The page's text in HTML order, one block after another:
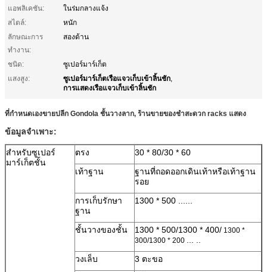
แอพลิเคชัน:
ในร่มกลางแจ้ง
สไตล์:
หนัก
ลักษณะการ
ทำงาน:
สองด้าน
ชนิด:
ซูเปอร์มาร์เก็ต
แสงสูง:
ซูเปอร์มาร์เก็ตเรือแจวเก็บเข้าลิ้นชัก,
การแสดงเรือแจวเก็บเข้าลิ้นชัก
ที่กำหนดเองขายปลีก Gondola ชั้นวางลาก, ร้านขายของชำสะดวก racks แสดง
ข้อมูลจำเพาะ:
สำหรับซูเปอร์
มาร์เก็ตชั้น
ตรง
30 * 80/30 * 60
เท้าฐาน
ฐานที่ถอดออกเดินเท้าหรือเท้าฐาน
รอย
การเก็บรักษา
ฐาน
1300 * 500 ......
ชั้นวางของชั้น 1300 * 500/1300 * 400/ 1300 *
300/1300 * 200
วงเล็บ
3 ตะขอ